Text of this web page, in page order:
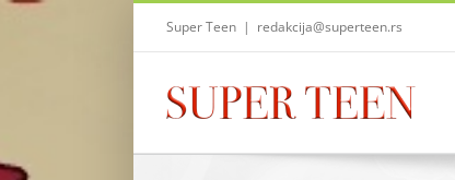
Skip
Super Teen | redakcija@superteen.rs